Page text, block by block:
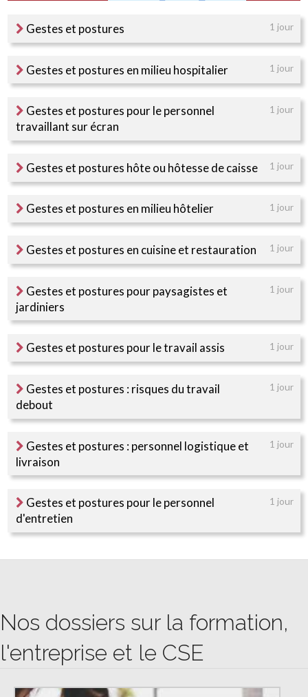
Gestes et postures 1 jour
Gestes et postures en milieu hospitalier 1 jour
Gestes et postures pour le personnel
travaillant sur écran
1 jour
Gestes et postures hôte ou hôtesse de caisse 1 jour
Gestes et postures en milieu hôtelier 1 jour
Gestes et postures en cuisine et restauration 1 jour
Gestes et postures pour paysagistes et
jardiniers
1 jour
Gestes et postures pour le travail assis 1 jour
Gestes et postures : risques du travail
debout
1 jour
Gestes et postures : personnel logistique et
livraison
1 jour
Gestes et postures pour le personnel
d'entretien
1 jour
Nos dossiers sur la formation,
l'entreprise et le CSE